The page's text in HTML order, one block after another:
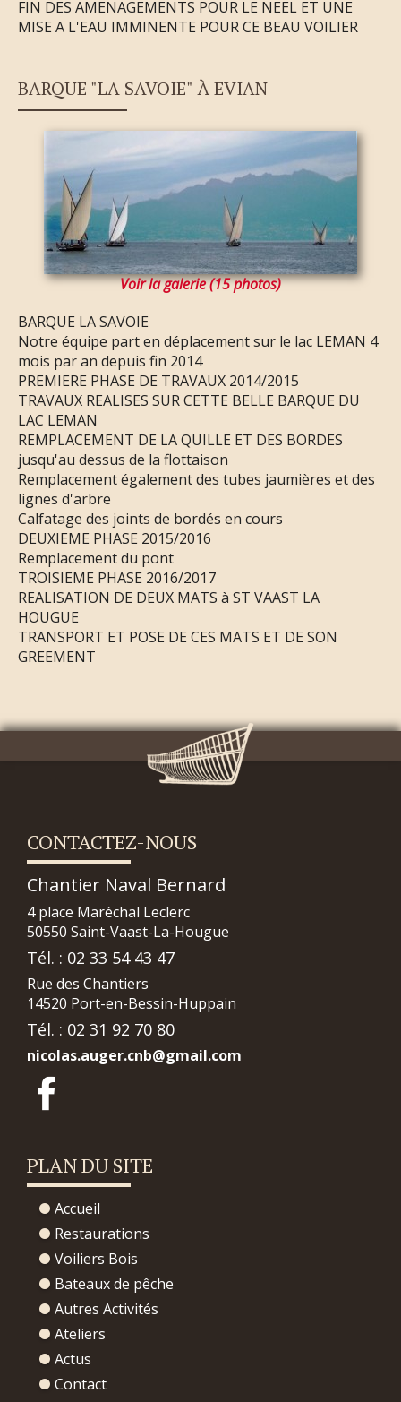
FIN DES AMENAGEMENTS POUR LE NEEL ET UNE
MISE A L'EAU IMMINENTE POUR CE BEAU VOILIER
BARQUE "LA SAVOIE" À EVIAN
Voir la galerie (15 photos)
BARQUE LA SAVOIE
Notre équipe part en déplacement sur le lac LEMAN 4
mois par an depuis fin 2014
PREMIERE PHASE DE TRAVAUX 2014/2015
TRAVAUX REALISES SUR CETTE BELLE BARQUE DU
LAC LEMAN
REMPLACEMENT DE LA QUILLE ET DES BORDES
jusqu'au dessus de la flottaison
Remplacement également des tubes jaumières et des
lignes d'arbre
Calfatage des joints de bordés en cours
DEUXIEME PHASE 2015/2016
Remplacement du pont
TROISIEME PHASE 2016/2017
REALISATION DE DEUX MATS à ST VAAST LA
HOUGUE
TRANSPORT ET POSE DE CES MATS ET DE SON
GREEMENT
CONTACTEZ-NOUS
Chantier Naval Bernard
4 place Maréchal Leclerc
50550 Saint-Vaast-La-Hougue
Tél. : 02 33 54 43 47
Rue des Chantiers
14520 Port-en-Bessin-Huppain
Tél. : 02 31 92 70 80
nicolas.auger.cnb@gmail.com
PLAN DU SITE
Accueil
Restaurations
Voiliers Bois
Bateaux de pêche
Autres Activités
Ateliers
Actus
Contact